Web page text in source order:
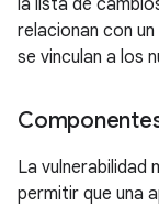
la lista de
relacionan con
se vinculan a los
La vulnerabilidad
permitir que una